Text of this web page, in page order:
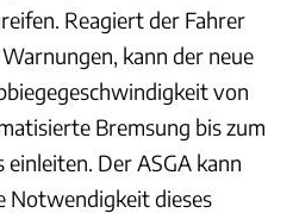
Reagiert der Fahrer
kann der neue
von
Bremsung bis zum
Der ASGA kann
Notwendigkeit dieses